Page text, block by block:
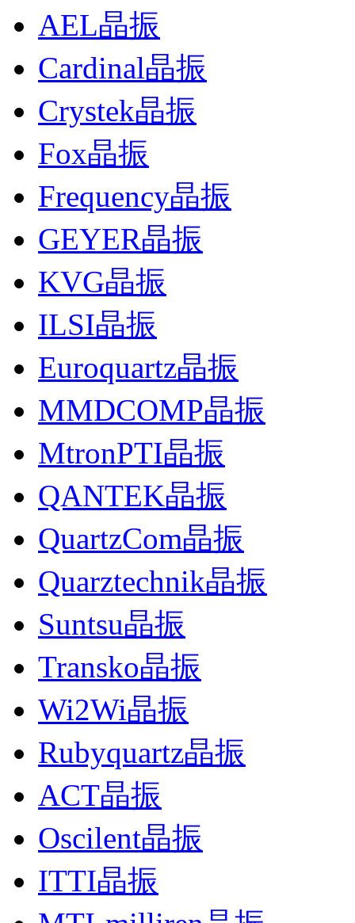
AEL晶振
Cardinal晶振
Crystek晶振
Fox晶振
Frequency晶振
GEYER晶振
KVG晶振
ILSI晶振
Euroquartz晶振
MMDCOMP晶振
MtronPTI晶振
QANTEK晶振
QuartzCom晶振
Quarztechnik晶振
Suntsu晶振
Transko晶振
Wi2Wi晶振
Rubyquartz晶振
ACT晶振
Oscilent晶振
ITTI晶振